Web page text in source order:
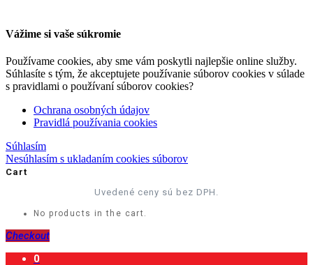
Vážime si vaše súkromie
Používame cookies, aby sme vám poskytli najlepšie online služby.
Súhlasíte s tým, že akceptujete používanie súborov cookies v súlade
s pravidlami o používaní súborov cookies?
Ochrana osobných údajov
Pravidlá používania cookies
Súhlasím
Nesúhlasím s ukladaním cookies súborov
Cart
Uvedené ceny sú bez DPH.
No products in the cart.
Checkout
0